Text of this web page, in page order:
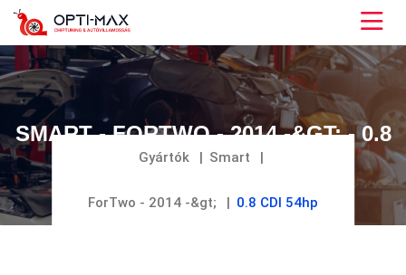
SMART - FORTWO - 2014 -&GT; - 0.8
CDI 54HP
Gyártók Smart
ForTwo - 2014 -&gt; 0.8 CDI 54hp